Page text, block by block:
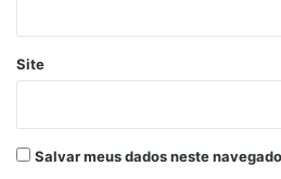
Site
Salvar meus dados neste